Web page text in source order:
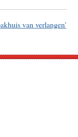
van verlangen'